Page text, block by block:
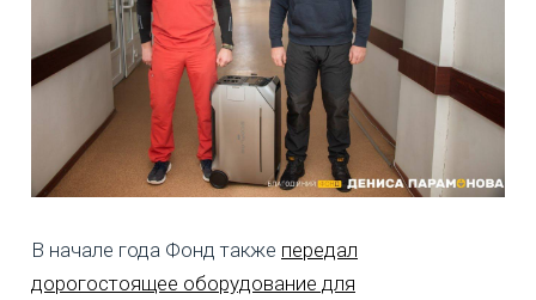
В начале года Фонд также передал
дорогостоящее оборудование для